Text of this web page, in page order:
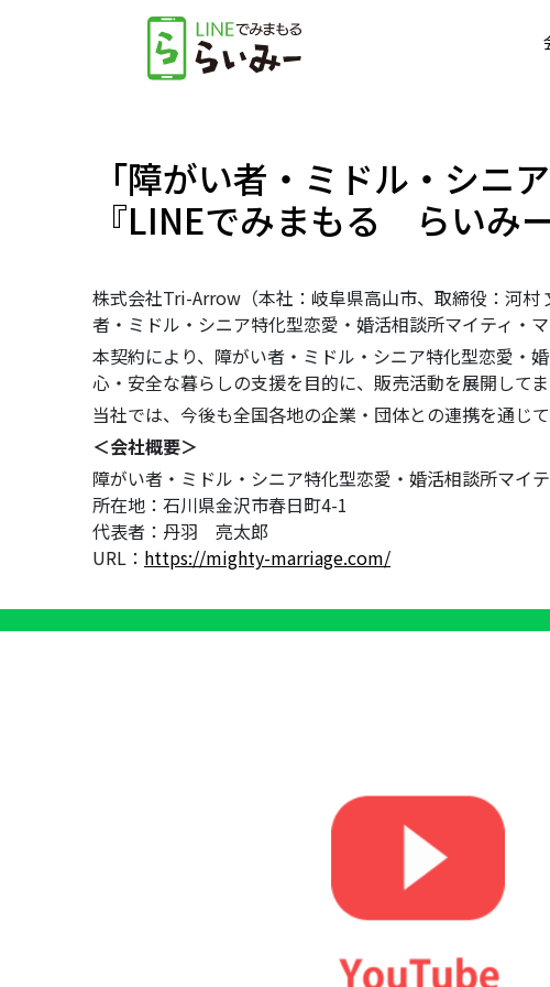
「障がい者・ミドル・シニ
『LINEでみまもる らいみ
株式会社Tri-Arrow（本社：岐阜県高山市、取締役：河
者・ミドル・シニア特化型恋愛・婚活相談所マイティ・
本契約により、障がい者・ミドル・シニア特化型恋愛
心・安全な暮らしの支援を目的に、販売活動を展開してま
当社では、今後も全国各地の企業・団体との連携を通じ
＜会社概要＞
障がい者・ミドル・シニア特化型恋愛・婚活相談所マイ
所在地：石川県金沢市春日町4-1
代表者：丹羽 亮太郎
URL： https://mighty-marriage.com/